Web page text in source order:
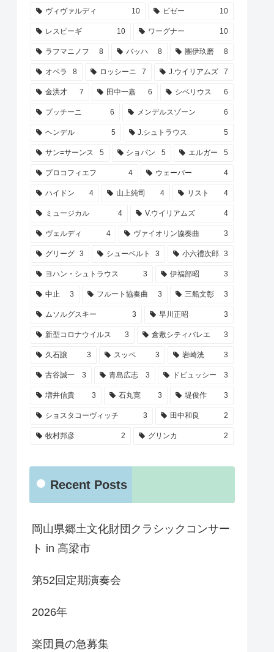
ヴィヴァルディ 10 ビゼー 10
レスピーギ 10 ワーグナー 10
ラフマニノフ 8 バッハ 8 團伊玖磨 8
オペラ 8 ロッシーニ 7 J.ウイリアムズ 7
金洪才 7 田中一嘉 6 シベリウス 6
プッチーニ 6 メンデルスゾーン 6
ヘンデル 5 J.シュトラウス 5
サン=サーンス 5 ショパン 5 エルガー 5
プロコフィエフ 4 ウェーバー 4
ハイドン 4 山上純司 4 リスト 4
ミュージカル 4 V.ウイリアムズ 4
ヴェルディ 4 ヴァイオリン協奏曲 3
グリーグ 3 シューベルト 3 小六禮次郎 3
ヨハン・シュトラウス 3 伊福部昭 3
中止 3 フルート協奏曲 3 三船文彰 3
ムソルグスキー 3 早川正昭 3
新型コロナウイルス 3 倉敷シティバレエ 3
久石譲 3 スッペ 3 岩崎洸 3
古谷誠一 3 青島広志 3 ドビュッシー 3
増井信貴 3 石丸寛 3 堤俊作 3
ショスタコーヴィッチ 3 田中和良 2
牧村邦彦 2 グリンカ 2
Recent Posts
岡山県郷土文化財団クラシックコンサー
ト in 高梁市
第52回定期演奏会
2026年
楽団員の急募集